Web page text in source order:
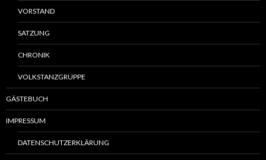
VORSTAND
SATZUNG
CHRONIK
VOLKSTANZGRUPPE
GÄSTEBUCH
IMPRESSUM
DATENSCHUTZERKLÄRUNG